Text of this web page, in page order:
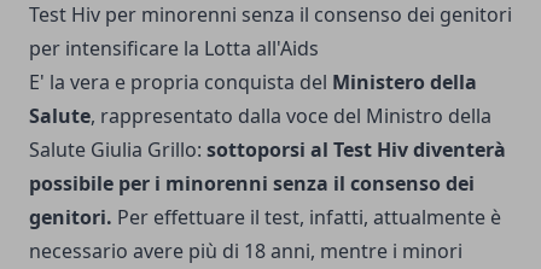
Test Hiv per minorenni senza il consenso dei genitori
per intensificare la Lotta all'Aids
E' la vera e propria conquista del Ministero della
Salute, rappresentato dalla voce del Ministro della
Salute Giulia Grillo: sottoporsi al Test Hiv diventerà
possibile per i minorenni senza il consenso dei
genitori. Per effettuare il test, infatti, attualmente è
necessario avere più di 18 anni, mentre i minori